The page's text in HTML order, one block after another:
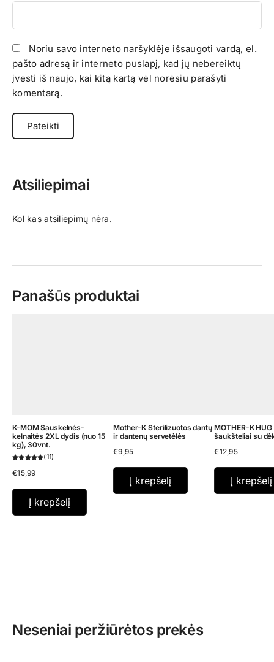
Noriu savo interneto naršyklėje išsaugoti vardą, el.
pašto adresą ir interneto puslapį, kad jų nebereiktų
įvesti iš naujo, kai kitą kartą vėl norėsiu parašyti
komentarą.
Atsiliepimai
Kol kas atsiliepimų nėra.
Panašūs produktai
K-MOM Sauskelnės-
kelnaitės 2XL dydis (nuo 15
kg), 30vnt.
11
€15,99
Į krepšelį
Mother-K Sterilizuotos dantų
ir dantenų servetėlės
€9,95
Į krepšelį
MOTHER-K
šaukšteliai su
€12,95
Į krepšelį
Neseniai peržiūrėtos prekės